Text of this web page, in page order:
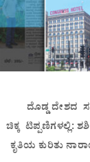
ದೊಡ್ಡ ದೇಶದ
ಚಿಕ್ಕ ಟಿಪ್ಪಣಿಗಳಲ್ಲಿ:
ಕೃತಿಯ ಕುರಿತು